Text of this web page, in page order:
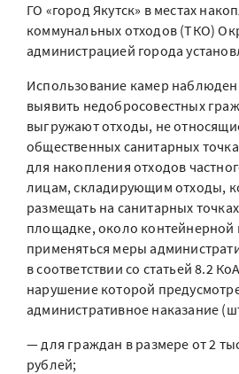
ГО «город Якутск» в местах
коммунальных отходов (ТКО)
администрацией города
Использование камер
выявить недобросовестных
выгружают отходы, не
общественных санитарных
для накопления отходов
лицам, складирующим отходы,
размещать на санитарных
площадке, около контейнерной
применяться меры
в соответствии со статьей 8.2
нарушение которой
административное наказание
— для граждан в размере от 2
рублей;